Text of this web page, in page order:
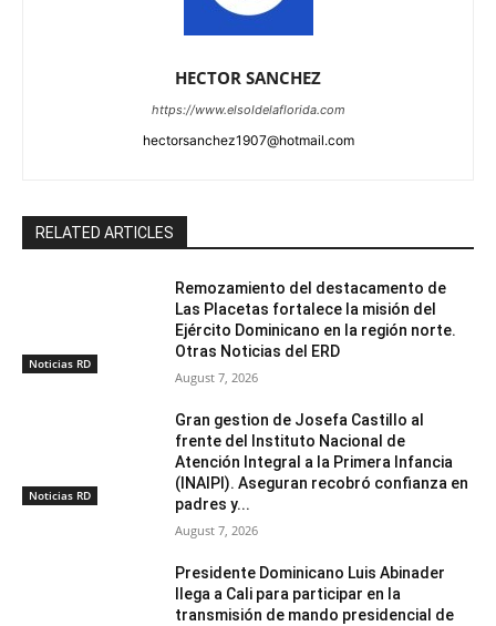
HECTOR SANCHEZ
https://www.elsoldelaflorida.com
hectorsanchez1907@hotmail.com
RELATED ARTICLES
Noticias RD
Remozamiento del destacamento de
Las Placetas fortalece la misión del
Ejército Dominicano en la región norte.
Otras Noticias del ERD
August 7, 2026
Noticias RD
Gran gestion de Josefa Castillo al
frente del Instituto Nacional de
Atención Integral a la Primera Infancia
(INAIPI). Aseguran recobró confianza en
padres y...
August 7, 2026
Presidente Dominicano Luis Abinader
llega a Cali para participar en la
transmisión de mando presidencial de